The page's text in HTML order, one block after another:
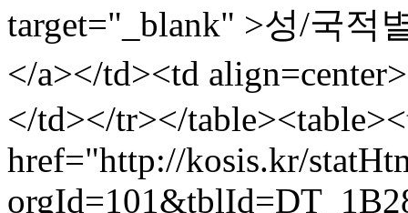
target="_blank" >성/국적
</a></td><td
</td></tr></
href="http://kosis.kr/